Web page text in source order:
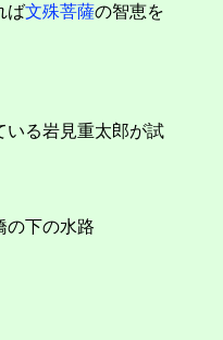
ば文殊菩薩の智恵を
る岩見重太郎が試
下の水路